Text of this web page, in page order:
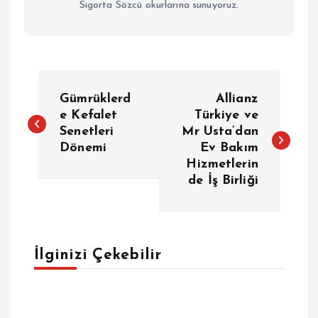
Sigorta Sözcü okurlarına sunuyoruz.
a
e
Gümrüklerd
e Kefalet
Senetleri
Dönemi
Allianz
Türkiye ve
Mr Usta’dan
Ev Bakım
Hizmetlerin
de İş Birliği
İlginizi Çekebilir